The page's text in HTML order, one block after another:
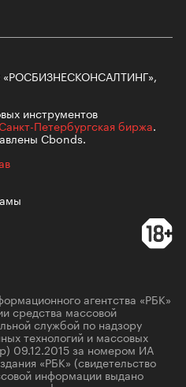
инструментов
Санкт-Петербургская биржа.
Cbonds.
агентства «РБК»
средства массовой
службой по надзору
технологий и массовых
09.12.2015 за номером ИА
«РБК» (свидетельство
информации выдано